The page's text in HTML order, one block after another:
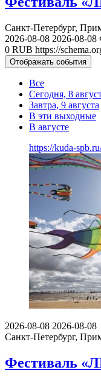
Санкт-Петербург,
2026-08-08 2026-08-08
0 RUB https://
Отображать события
Все
Сегодня, 8
Завтра, 9 августа
В эти выходные
В августе
https://kuda-
2026-08-08 2026-08-08
Санкт-Петербург,
Фестиваль